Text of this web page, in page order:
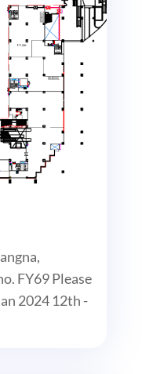
FY69 Please
2024 12th -